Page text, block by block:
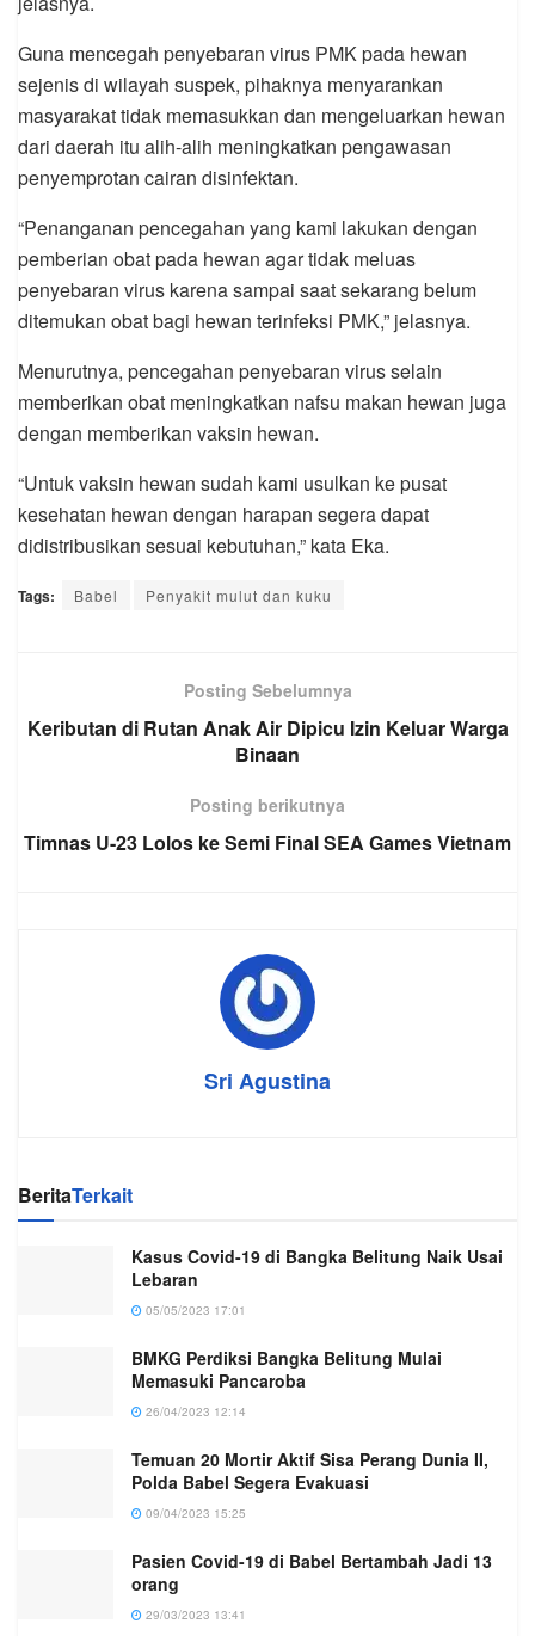
Guna mencegah penyebaran virus PMK pada hewan
sejenis di wilayah suspek, pihaknya menyarankan
masyarakat tidak memasukkan dan mengeluarkan hewan
dari daerah itu alih-alih meningkatkan pengawasan
penyemprotan cairan disinfektan.
“Penanganan pencegahan yang kami lakukan dengan
pemberian obat pada hewan agar tidak meluas
penyebaran virus karena sampai saat sekarang belum
ditemukan obat bagi hewan terinfeksi PMK,” jelasnya.
Menurutnya, pencegahan penyebaran virus selain
memberikan obat meningkatkan nafsu makan hewan juga
dengan memberikan vaksin hewan.
“Untuk vaksin hewan sudah kami usulkan ke pusat
kesehatan hewan dengan harapan segera dapat
didistribusikan sesuai kebutuhan,” kata Eka.
Tags: Babel Penyakit mulut dan kuku
Posting Sebelumnya
Keributan di Rutan Anak Air Dipicu Izin Keluar Warga
Binaan
Posting berikutnya
Timnas U-23 Lolos ke Semi Final SEA Games Vietnam
Sri Agustina
BeritaTerkait
Kasus Covid-19 di Bangka Belitung Naik Usai
Lebaran
05/05/2023 17:01
BMKG Perdiksi Bangka Belitung Mulai
Memasuki Pancaroba
26/04/2023 12:14
Temuan 20 Mortir Aktif Sisa Perang Dunia II,
Polda Babel Segera Evakuasi
09/04/2023 15:25
Pasien Covid-19 di Babel Bertambah Jadi 13
orang
29/03/2023 13:41